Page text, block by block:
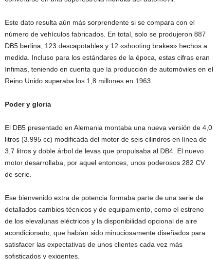
Este dato resulta aún más sorprendente si se compara con el
número de vehículos fabricados. En total, solo se produjeron 887
DB5 berlina, 123 descapotables y 12 «shooting brakes» hechos a
medida. Incluso para los estándares de la época, estas cifras eran
ínfimas, teniendo en cuenta que la producción de automóviles en el
Reino Unido superaba los 1,8 millones en 1963.
Poder y gloria
El DB5 presentado en Alemania montaba una nueva versión de 4,0
litros (3.995 cc) modificada del motor de seis cilindros en línea de
3,7 litros y doble árbol de levas que propulsaba al DB4. El nuevo
motor desarrollaba, por aquel entonces, unos poderosos 282 CV
de serie.
Ese bienvenido extra de potencia formaba parte de una serie de
detallados cambios técnicos y de equipamiento, como el estreno
de los elevalunas eléctricos y la disponibilidad opcional de aire
acondicionado, que habían sido minuciosamente diseñados para
satisfacer las expectativas de unos clientes cada vez más
sofisticados y exigentes.